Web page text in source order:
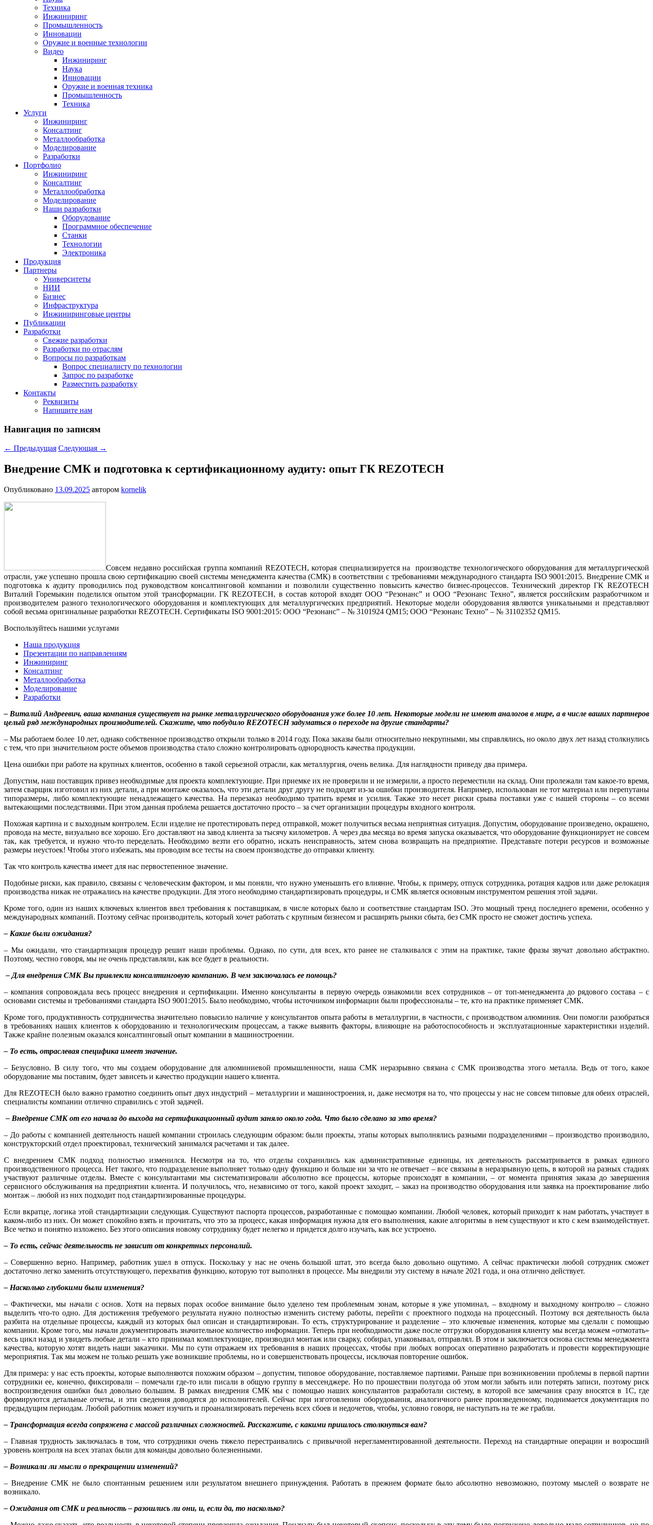
Техника
Инжиниринг
Промышленность
Инновации
Оружие и военные технологии
Видео
Инжиниринг
Наука
Инновации
Оружие и военная техника
Промышленность
Техника
Услуги
Инжиниринг
Консалтинг
Металлообработка
Моделирование
Разработки
Портфолио
Инжиниринг
Консалтинг
Металлообработка
Моделирование
Наши разработки
Оборудование
Программное обеспечение
Станки
Технологии
Электроника
Продукция
Партнеры
Университеты
НИИ
Бизнес
Инфраструктура
Инжиниринговые центры
Публикации
Разработки
Свежие разработки
Разработки по отраслям
Вопросы по разработкам
Вопрос специалисту по технологии
Запрос по разработке
Разместить разработку
Контакты
Реквизиты
Напишите нам
Навигация по записям
← Предыдущая Следующая →
Внедрение СМК и подготовка к сертификационному аудиту: опыт ГК REZOTECH
Опубликовано 13.09.2025 автором kornelik
Совсем недавно российская группа компаний REZOTECH, которая специализируется на производстве технологического оборудования для металлургической
отрасли, уже успешно прошла свою сертификацию своей системы менеджмента качества (СМК) в соответствии с требованиями международного стандарта ISO 9001:2015. Внедрение СМК и
подготовка к аудиту проводились под руководством консалтинговой компании и позволили существенно повысить качество бизнес-процессов. Технический директор ГК REZOTECH
Виталий Горемыкин поделился опытом этой трансформации. ГК REZOTECH, в состав которой входят ООО “Резонанс” и ООО “Резонанс Техно”, является российским разработчиком и
производителем разного технологического оборудования и комплектующих для металлургических предприятий. Некоторые модели оборудования являются уникальными и представляют
собой весьма оригинальные разработки REZOTECH. Сертификаты ISO 9001:2015: ООО “Резонанс” – № 3101924 QM15; ООО “Резонанс Техно” – № 31102352 QM15.
Воспользуйтесь нашими услугами
Наша продукция
Презентации по направлениям
Инжиниринг
Консалтинг
Металлообработка
Моделирование
Разработки
– Виталий Андреевич, ваша компания существует на рынке металлургического оборудования уже более 10 лет. Некоторые модели не имеют аналогов в мире, а в числе ваших партнеров
целый ряд международных производителей. Скажите, что побудило REZOTECH задуматься о переходе на другие стандарты?
– Мы работаем более 10 лет, однако собственное производство открыли только в 2014 году. Пока заказы были относительно некрупными, мы справлялись, но около двух лет назад столкнулись
с тем, что при значительном росте объемов производства стало сложно контролировать однородность качества продукции.
Цена ошибки при работе на крупных клиентов, особенно в такой серьезной отрасли, как металлургия, очень велика. Для наглядности приведу два примера.
Допустим, наш поставщик привез необходимые для проекта комплектующие. При приемке их не проверили и не измерили, а просто переместили на склад. Они пролежали там какое-то время,
затем сварщик изготовил из них детали, а при монтаже оказалось, что эти детали друг другу не подходят из-за ошибки производителя. Например, использован не тот материал или перепутаны
типоразмеры, либо комплектующие ненадлежащего качества. На перезаказ необходимо тратить время и усилия. Также это несет риски срыва поставки уже с нашей стороны – со всеми
вытекающими последствиями. При этом данная проблема решается достаточно просто – за счет организации процедуры входного контроля.
Похожая картина и с выходным контролем. Если изделие не протестировать перед отправкой, может получиться весьма неприятная ситуация. Допустим, оборудование произведено, окрашено,
провода на месте, визуально все хорошо. Его доставляют на завод клиента за тысячу километров. А через два месяца во время запуска оказывается, что оборудование функционирует не совсем
так, как требуется, и нужно что-то переделать. Необходимо везти его обратно, искать неисправность, затем снова возвращать на предприятие. Представьте потери ресурсов и возможные
размеры неустоек! Чтобы этого избежать, мы проводим все тесты на своем производстве до отправки клиенту.
Так что контроль качества имеет для нас первостепенное значение.
Подобные риски, как правило, связаны с человеческим фактором, и мы поняли, что нужно уменьшить его влияние. Чтобы, к примеру, отпуск сотрудника, ротация кадров или даже релокация
производства никак не отражались на качестве продукции. Для этого необходимо стандартизировать процедуры, и СМК является основным инструментом решения этой задачи.
Кроме того, один из наших ключевых клиентов ввел требования к поставщикам, в числе которых было и соответствие стандартам ISO. Это мощный тренд последнего времени, особенно у
международных компаний. Поэтому сейчас производитель, который хочет работать с крупным бизнесом и расширять рынки сбыта, без СМК просто не сможет достичь успеха.
– Какие были ожидания?
– Мы ожидали, что стандартизация процедур решит наши проблемы. Однако, по сути, для всех, кто ранее не сталкивался с этим на практике, такие фразы звучат довольно абстрактно.
Поэтому, честно говоря, мы не очень представляли, как все будет в реальности.
– Для внедрения СМК Вы привлекли консалтинговую компанию. В чем заключалась ее помощь?
– компания сопровождала весь процесс внедрения и сертификации. Именно консультанты в первую очередь ознакомили всех сотрудников – от топ-менеджмента до рядового состава – с
основами системы и требованиями стандарта ISO 9001:2015. Было необходимо, чтобы источником информации были профессионалы – те, кто на практике применяет СМК.
Кроме того, продуктивность сотрудничества значительно повысило наличие у консультантов опыта работы в металлургии, в частности, с производством алюминия. Они помогли разобраться
в требованиях наших клиентов к оборудованию и технологическим процессам, а также выявить факторы, влияющие на работоспособность и эксплуатационные характеристики изделий.
Также крайне полезным оказался консалтинговый опыт компании в машиностроении.
– То есть, отраслевая специфика имеет значение.
– Безусловно. В силу того, что мы создаем оборудование для алюминиевой промышленности, наша СМК неразрывно связана с СМК производства этого металла. Ведь от того, какое
оборудование мы поставим, будет зависеть и качество продукции нашего клиента.
Для REZOTECH было важно грамотно соединить опыт двух индустрий – металлургии и машиностроения, и, даже несмотря на то, что процессы у нас не совсем типовые для обеих отраслей,
специалисты компании отлично справились с этой задачей.
– Внедрение СМК от его начала до выхода на сертификационный аудит заняло около года. Что было сделано за это время?
– До работы с компанией деятельность нашей компании строилась следующим образом: были проекты, этапы которых выполнялись разными подразделениями – производство производило,
конструкторский отдел проектировал, технический занимался расчетами и так далее.
С внедрением СМК подход полностью изменился. Несмотря на то, что отделы сохранились как административные единицы, их деятельность рассматривается в рамках единого
производственного процесса. Нет такого, что подразделение выполняет только одну функцию и больше ни за что не отвечает – все связаны в неразрывную цепь, в которой на разных стадиях
участвуют различные отделы. Вместе с консультантами мы систематизировали абсолютно все процессы, которые происходят в компании, – от момента принятия заказа до завершения
сервисного обслуживания на предприятии клиента. И получилось, что, независимо от того, какой проект заходит, – заказ на производство оборудования или заявка на проектирование либо
монтаж – любой из них подходит под стандартизированные процедуры.
Если вкратце, логика этой стандартизации следующая. Существуют паспорта процессов, разработанные с помощью компании. Любой человек, который приходит к нам работать, участвует в
каком-либо из них. Он может спокойно взять и прочитать, что это за процесс, какая информация нужна для его выполнения, какие алгоритмы в нем существуют и кто с кем взаимодействует.
Все четко и понятно изложено. Без этого описания новому сотруднику будет нелегко и придется долго изучать, как все устроено.
– То есть, сейчас деятельность не зависит от конкретных персоналий.
– Совершенно верно. Например, работник ушел в отпуск. Поскольку у нас не очень большой штат, это всегда было довольно ощутимо. А сейчас практически любой сотрудник сможет
достаточно легко заменить отсутствующего, перехватив функцию, которую тот выполнял в процессе. Мы внедрили эту систему в начале 2021 года, и она отлично действует.
– Насколько глубокими были изменения?
– Фактически, мы начали с основ. Хотя на первых порах особое внимание было уделено тем проблемным зонам, которые я уже упоминал, – входному и выходному контролю – сложно
выделить что-то одно. Для достижения требуемого результата нужно полностью изменить систему работы, перейти с проектного подхода на процессный. Поэтому вся деятельность была
разбита на отдельные процессы, каждый из которых был описан и стандартизирован. То есть, структурирование и разделение – это ключевые изменения, которые мы сделали с помощью
компании. Кроме того, мы начали документировать значительное количество информации. Теперь при необходимости даже после отгрузки оборудования клиенту мы всегда можем «отмотать»
весь цикл назад и увидеть любые детали – кто принимал комплектующие, производил монтаж или сварку, собирал, упаковывал, отправлял. В этом и заключается основа системы менеджмента
качества, которую хотят видеть наши заказчики. Мы по сути отражаем их требования в наших процессах, чтобы при любых вопросах оперативно разработать и провести корректирующие
мероприятия. Так мы можем не только решать уже возникшие проблемы, но и совершенствовать процессы, исключая повторение ошибок.
Для примера: у нас есть проекты, которые выполняются похожим образом – допустим, типовое оборудование, поставляемое партиями. Раньше при возникновении проблемы в первой партии
сотрудники ее, конечно, фиксировали – помечали где-то или писали в общую группу в мессенджере. Но по прошествии полугода об этом могли забыть или потерять записи, поэтому риск
воспроизведения ошибки был довольно большим. В рамках внедрения СМК мы с помощью наших консультантов разработали систему, в которой все замечания сразу вносятся в 1С, где
формируются детальные отчеты, и эти сведения доводятся до исполнителей. Сейчас при изготовлении оборудования, аналогичного ранее произведенному, поднимается документация по
предыдущим периодам. Любой работник может изучить и проанализировать перечень всех сбоев и недочетов, чтобы, условно говоря, не наступать на те же грабли.
– Трансформация всегда сопряжена с массой различных сложностей. Расскажите, с какими пришлось столкнуться вам?
– Главная трудность заключалась в том, что сотрудники очень тяжело перестраивались c привычной нерегламентированной деятельности. Переход на стандартные операции и возросший
уровень контроля на всех этапах были для команды довольно болезненными.
– Возникали ли мысли о прекращении изменений?
– Внедрение СМК не было спонтанным решением или результатом внешнего принуждения. Работать в прежнем формате было абсолютно невозможно, поэтому мыслей о возврате не
возникало.
– Ожидания от СМК и реальность – разошлись ли они, и, если да, то насколько?